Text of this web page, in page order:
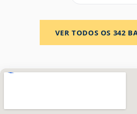
VER TODOS OS 342